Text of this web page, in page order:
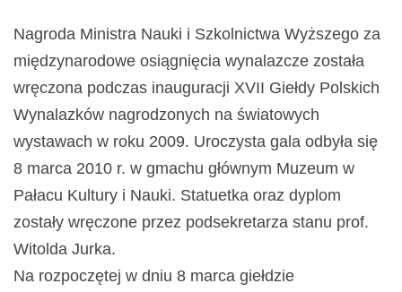
Nagroda Ministra Nauki i Szkolnictwa Wyższego za
międzynarodowe osiągnięcia wynalazcze została
wręczona podczas inauguracji XVII Giełdy Polskich
Wynalazków nagrodzonych na światowych
wystawach w roku 2009. Uroczysta gala odbyła się
8 marca 2010 r. w gmachu głównym Muzeum w
Pałacu Kultury i Nauki. Statuetka oraz dyplom
zostały wręczone przez podsekretarza stanu prof.
Witolda Jurka.
Na rozpoczętej w dniu 8 marca giełdzie